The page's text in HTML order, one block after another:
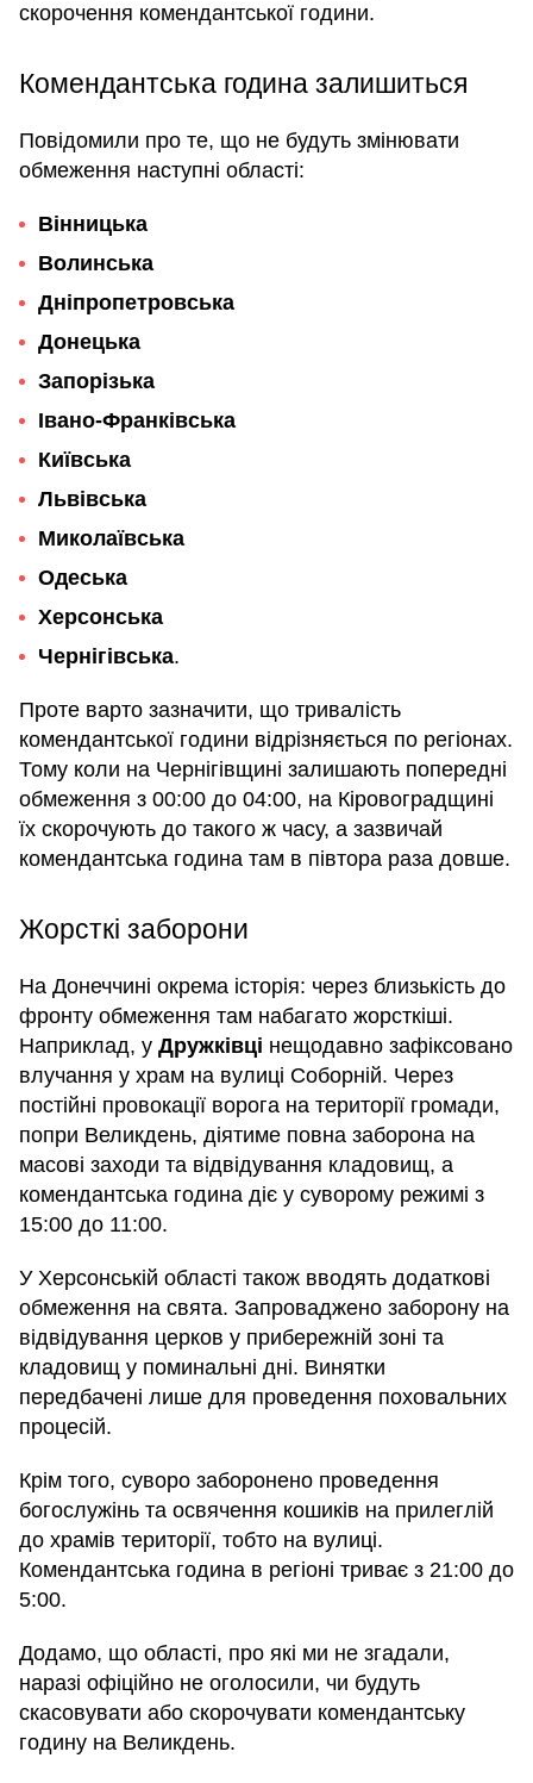
скорочення комендантської години.
Комендантська година залишиться
Повідомили про те, що не будуть змінювати
обмеження наступні області:
Вінницька
Волинська
Дніпропетровська
Донецька
Запорізька
Івано-Франківська
Київська
Львівська
Миколаївська
Одеська
Херсонська
Чернігівська.
Проте варто зазначити, що тривалість
комендантської години відрізняється по регіонах.
Тому коли на Чернігівщині залишають попередні
обмеження з 00:00 до 04:00, на Кіровоградщині
їх скорочують до такого ж часу, а зазвичай
комендантська година там в півтора раза довше.
Жорсткі заборони
На Донеччині окрема історія: через близькість до
фронту обмеження там набагато жорсткіші.
Наприклад, у Дружківці нещодавно зафіксовано
влучання у храм на вулиці Соборній. Через
постійні провокації ворога на території громади,
попри Великдень, діятиме повна заборона на
масові заходи та відвідування кладовищ, а
комендантська година діє у суворому режимі з
15:00 до 11:00.
У Херсонській області також вводять додаткові
обмеження на свята. Запроваджено заборону на
відвідування церков у прибережній зоні та
кладовищ у поминальні дні. Винятки
передбачені лише для проведення поховальних
процесій.
Крім того, суворо заборонено проведення
богослужінь та освячення кошиків на прилеглій
до храмів території, тобто на вулиці.
Комендантська година в регіоні триває з 21:00 до
5:00.
Додамо, що області, про які ми не згадали,
наразі офіційно не оголосили, чи будуть
скасовувати або скорочувати комендантську
годину на Великдень.